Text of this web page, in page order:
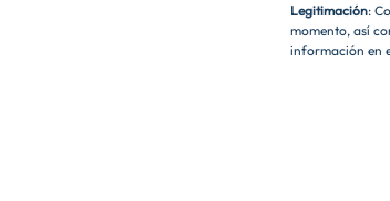
Legitimación:
momento, así
información en